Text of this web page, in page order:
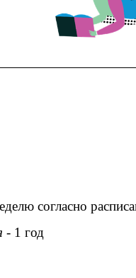
согласно
- 1 год